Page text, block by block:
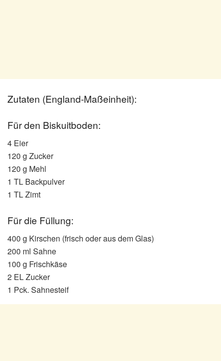
Zutaten (England-Maßeinheit):
Für den Biskuitboden:
4 Eier
120 g Zucker
120 g Mehl
1 TL Backpulver
1 TL Zimt
Für die Füllung:
400 g Kirschen (frisch oder aus dem Glas)
200 ml Sahne
100 g Frischkäse
2 EL Zucker
1 Pck. Sahnesteif